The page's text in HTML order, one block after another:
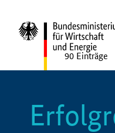
90 Einträge